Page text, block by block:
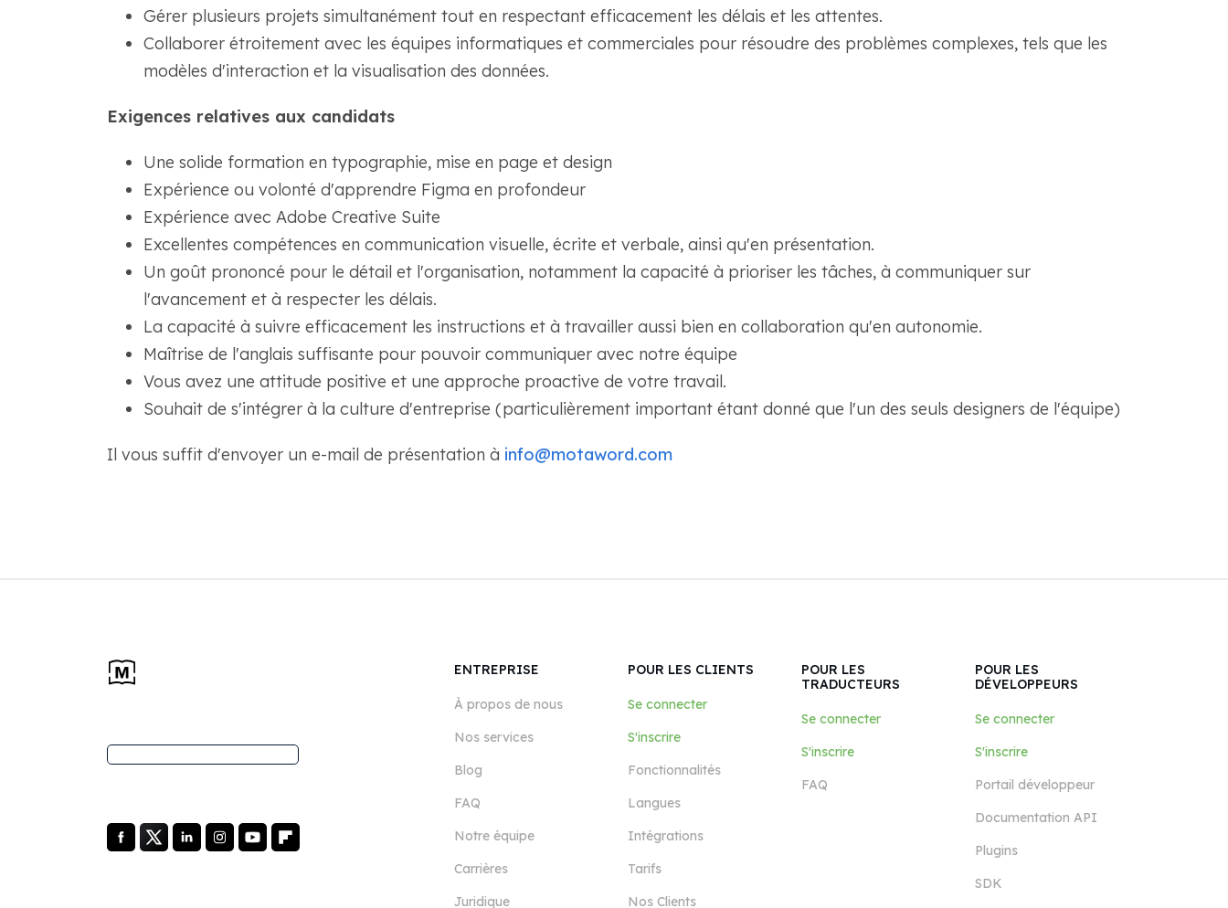
Gérer plusieurs projets simultanément tout en respectant efficacement les délais et les attentes.
Collaborer étroitement avec les équipes informatiques et commerciales pour résoudre des problèmes complexes, tels que les
modèles d'interaction et la visualisation des données.
Exigences relatives aux candidats
Une solide formation en typographie, mise en page et design
Expérience ou volonté d'apprendre Figma en profondeur
Expérience avec Adobe Creative Suite
Excellentes compétences en communication visuelle, écrite et verbale, ainsi qu'en présentation.
Un goût prononcé pour le détail et l'organisation, notamment la capacité à prioriser les tâches, à communiquer sur
l'avancement et à respecter les délais.
La capacité à suivre efficacement les instructions et à travailler aussi bien en collaboration qu'en autonomie.
Maîtrise de l'anglais suffisante pour pouvoir communiquer avec notre équipe
Vous avez une attitude positive et une approche proactive de votre travail.
Souhait de s'intégrer à la culture d'entreprise (particulièrement important étant donné que l'un des seuls designers de l'équipe)
Il vous suffit d'envoyer un e-mail de présentation à info@motaword.com
ENTREPRISE
À propos de nous
Nos services
Blog
FAQ
Notre équipe
Carrières
Juridique
POUR LES CLIENTS
Se connecter
S'inscrire
Fonctionnalités
Langues
Intégrations
Tarifs
Nos Clients
POUR LES
TRADUCTEURS
Se connecter
S'inscrire
FAQ
POUR LES
DÉVELOPPEURS
Se connecter
S'inscrire
Portail développeur
Documentation API
Plugins
SDK